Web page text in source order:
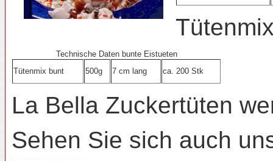
Technische Daten bunte Eistueten
Tütenmix bunt
500g 7 cm lang ca. 200 Stk
La Bella Zuckertüten
Sehen Sie sich auch